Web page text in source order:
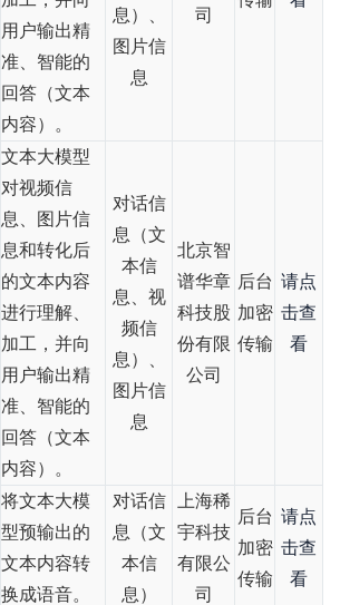
用户输出精
准、智能的
回答（文本
内容）。
息）、
图片信
息
司
文本大模型
对视频信
息、图片信
息和转化后
的文本内容
进行理解、
加工，并向
用户输出精
准、智能的
回答（文本
内容）。
对话信
息（文
本信
息、视
频信
息）、
图片信
息
北京智
谱华章
科技股
份有限
公司
后台
加密
传输
请点
击查
看
将文本大模
型预输出的
文本内容转
换成语音。
对话信
息（文
本信
息）
上海稀
宇科技
有限公
司
后台
加密
传输
请点
击查
看